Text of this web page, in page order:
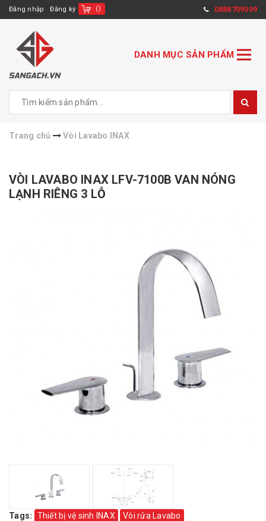
Đăng nhập Đăng ký () 0888709099
DANH MỤC SẢN PHẨM
Trang chủ Vòi Lavabo INAX
VÒI LAVABO INAX LFV-7100B VAN NÓNG
LẠNH RIÊNG 3 LỖ
Tags: Thiết bị vệ sinh INAX Vòi rửa Lavabo